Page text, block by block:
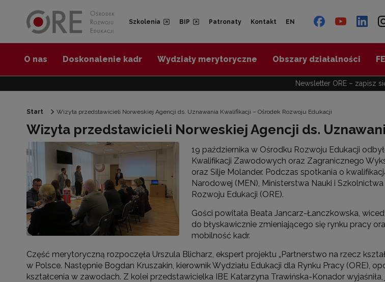
Szkolenia BIP Patronaty Kontakt EN
O nas Doskonalenie kadr Wydziały merytoryczne Obszary działalności
Newsletter ORE – zapisz
Start Wizyta przedstawicieli Norweskiej Agencji ds. Uznawania Kwalifikacji – Ośrodek Rozwoju Edukacji
Wizyta przedstawicieli Norweskiej Agencji ds.
19 października w Ośrodku Rozwoju Edukacji
Kwalifikacji Zawodowych oraz Zagranicznego
oraz Silje Molander. Podczas spotkania o
Narodowej (MEN), Ministerstwa Nauki i
Rozwoju Edukacji (ORE).
Gości powitała Beata Jancarz-Łanczkowska,
do błyskawicznie zmieniającego się rynku pracy
mobilność kadr.
Część merytoryczną rozpoczęła Urszula Blicharz, ekspert projektu „Partnerstwo na rzecz
w Polsce. Następnie Bogdan Kruszakin, kierownik Wydziału Edukacji dla Rynku Pracy (ORE),
kształcenia w zawodach. Z kolei przedstawicielka IBE Katarzyna Trawińska-Konador